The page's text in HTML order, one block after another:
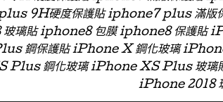
9H硬度保護貼 iphone7 plus 滿版
璃貼 iphone8 包膜 iphone8 保護貼
鋼保護貼 iPhone X 鋼化玻璃
Plus 鋼化玻璃 iPhone XS Plus 玻璃
iPhone 2018